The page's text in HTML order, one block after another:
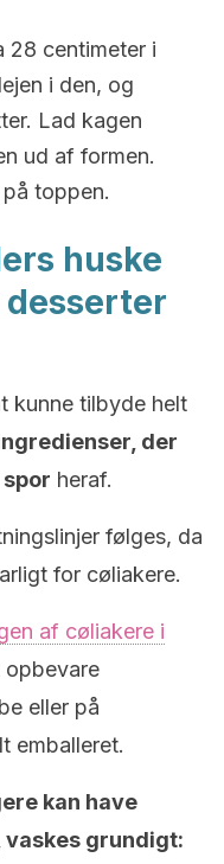
28 centimeter i
i den, og
Lad kagen
ud af formen.
toppen.
huske
desserter
kunne tilbyde helt
der
heraf.
følges, da
for cøliakere.
af cøliakere i
opbevare
eller på
emballeret.
kan have
grundigt: